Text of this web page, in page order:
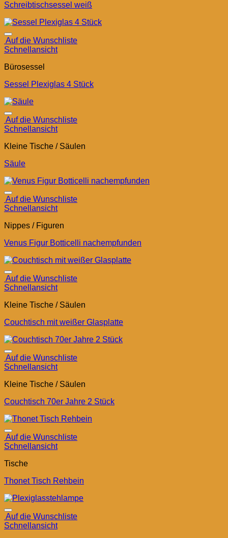
Schreibtischsessel weiß
Auf die Wunschliste
Schnellansicht
Bürosessel
Sessel Plexiglas 4 Stück
Auf die Wunschliste
Schnellansicht
Kleine Tische / Säulen
Säule
Auf die Wunschliste
Schnellansicht
Nippes / Figuren
Venus Figur Botticelli nachempfunden
Auf die Wunschliste
Schnellansicht
Kleine Tische / Säulen
Couchtisch mit weißer Glasplatte
Auf die Wunschliste
Schnellansicht
Kleine Tische / Säulen
Couchtisch 70er Jahre 2 Stück
Auf die Wunschliste
Schnellansicht
Tische
Thonet Tisch Rehbein
Auf die Wunschliste
Schnellansicht